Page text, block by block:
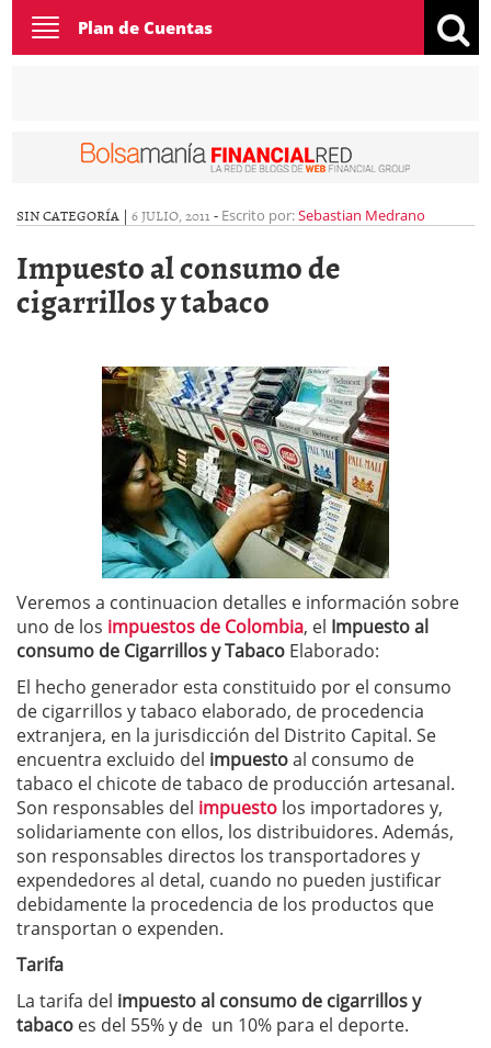
Toggle
navigation
Plan de Cuentas
SIN CATEGORÍA | 6 JULIO, 2011 - Escrito por:Sebastian Medrano
Impuesto al consumo de
cigarrillos y tabaco
Veremos a continuacion detalles e información sobre
uno de los impuestos de Colombia, el Impuesto al
consumo de Cigarrillos y Tabaco Elaborado:
El hecho generador esta constituido por el consumo
de cigarrillos y tabaco elaborado, de procedencia
extranjera, en la jurisdicción del Distrito Capital. Se
encuentra excluido del impuestoal consumo de
tabaco el chicote de tabaco de producción artesanal.
Son responsables del impuesto los importadores y,
solidariamente con ellos, los distribuidores. Además,
son responsables directos los transportadores y
expendedores al detal, cuando no pueden justificar
debidamente la procedencia de los productos que
transportan o expenden.
Tarifa
La tarifa del impuesto al consumo de cigarrillos y
tabaco es del 55% y de un 10% para el deporte.